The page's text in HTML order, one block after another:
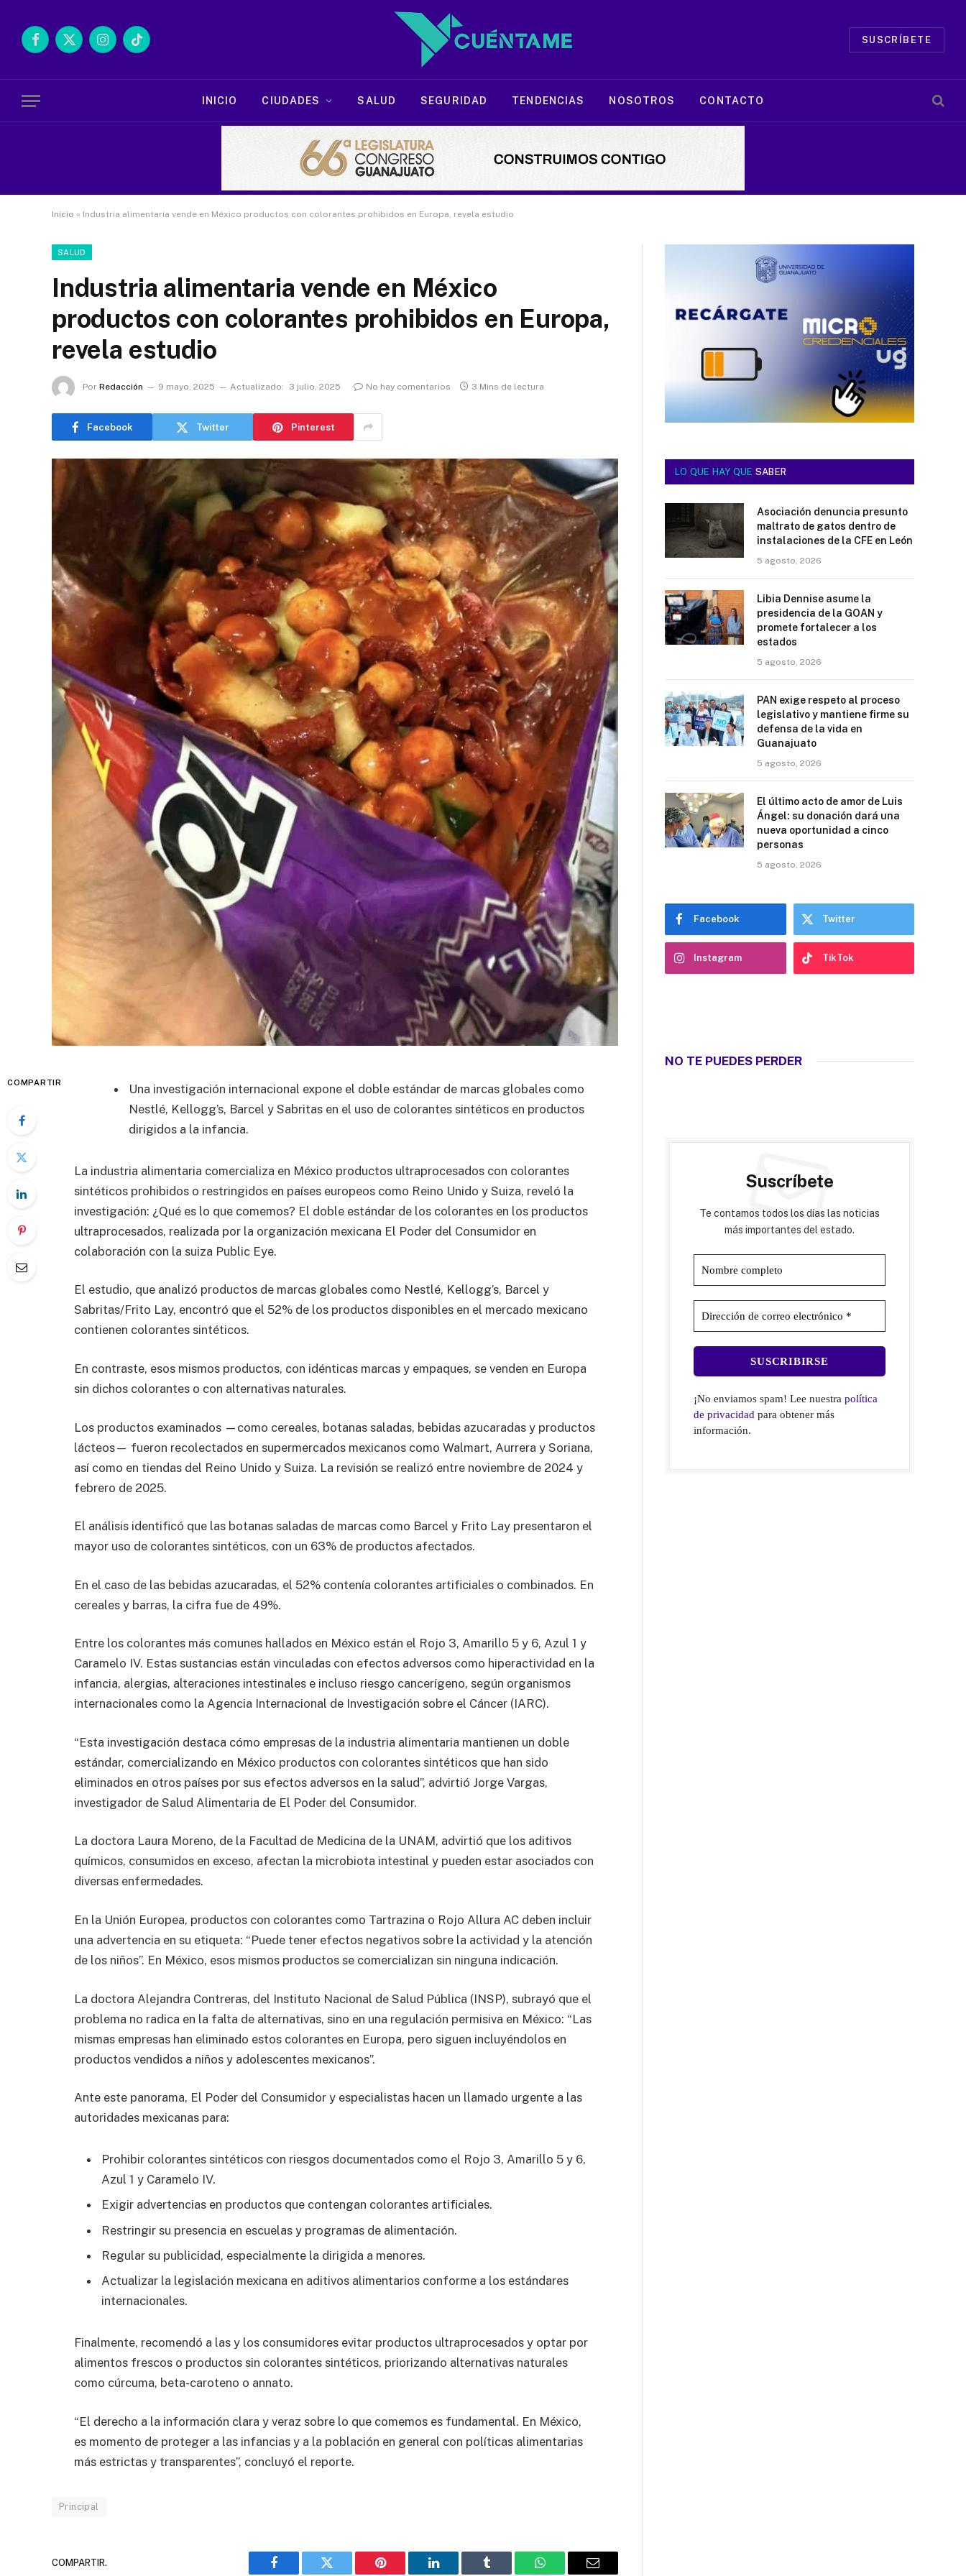
Facebook
X
InstagramTikTok
SUSCRÍBETE
INICIO CIUDADES SALUD SEGURIDAD TENDENCIAS NOSOTROS CONTACTO
Inicio » Industria alimentaria vende en México productos con colorantes prohibidos en Europa, revela estudio
SALUD
Industria alimentaria vende en México
productos con colorantes prohibidos en Europa,
revela estudio
Por Redacción 9 mayo, 2025 Actualizado: 3 julio, 2025 No hay comentarios 3 Mins de lectura
Facebook Twitter Pinterest
COMPARTIR
Una investigación internacional expone el doble estándar de marcas globales como
Nestlé, Kellogg’s, Barcel y Sabritas en el uso de colorantes sintéticos en productos
dirigidos a la infancia.
La industria alimentaria comercializa en México productos ultraprocesados con colorantes
sintéticos prohibidos o restringidos en países europeos como Reino Unido y Suiza, reveló la
investigación: ¿Qué es lo que comemos? El doble estándar de los colorantes en los productos
ultraprocesados, realizada por la organización mexicana El Poder del Consumidor en
colaboración con la suiza Public Eye.
El estudio, que analizó productos de marcas globales como Nestlé, Kellogg’s, Barcel y
Sabritas/Frito Lay, encontró que el 52% de los productos disponibles en el mercado mexicano
contienen colorantes sintéticos.
En contraste, esos mismos productos, con idénticas marcas y empaques, se venden en Europa
sin dichos colorantes o con alternativas naturales.
Los productos examinados —como cereales, botanas saladas, bebidas azucaradas y productos
lácteos— fueron recolectados en supermercados mexicanos como Walmart, Aurrera y Soriana,
así como en tiendas del Reino Unido y Suiza. La revisión se realizó entre noviembre de 2024 y
febrero de 2025.
El análisis identificó que las botanas saladas de marcas como Barcel y Frito Lay presentaron el
mayor uso de colorantes sintéticos, con un 63% de productos afectados.
En el caso de las bebidas azucaradas, el 52% contenía colorantes artificiales o combinados. En
cereales y barras, la cifra fue de 49%.
Entre los colorantes más comunes hallados en México están el Rojo 3, Amarillo 5 y 6, Azul 1 y
Caramelo IV. Estas sustancias están vinculadas con efectos adversos como hiperactividad en la
infancia, alergias, alteraciones intestinales e incluso riesgo cancerígeno, según organismos
internacionales como la Agencia Internacional de Investigación sobre el Cáncer (IARC).
“Esta investigación destaca cómo empresas de la industria alimentaria mantienen un doble
estándar, comercializando en México productos con colorantes sintéticos que han sido
eliminados en otros países por sus efectos adversos en la salud”, advirtió Jorge Vargas,
investigador de Salud Alimentaria de El Poder del Consumidor.
La doctora Laura Moreno, de la Facultad de Medicina de la UNAM, advirtió que los aditivos
químicos, consumidos en exceso, afectan la microbiota intestinal y pueden estar asociados con
diversas enfermedades.
En la Unión Europea, productos con colorantes como Tartrazina o Rojo Allura AC deben incluir
una advertencia en su etiqueta: “Puede tener efectos negativos sobre la actividad y la atención
de los niños”. En México, esos mismos productos se comercializan sin ninguna indicación.
La doctora Alejandra Contreras, del Instituto Nacional de Salud Pública (INSP), subrayó que el
problema no radica en la falta de alternativas, sino en una regulación permisiva en México: “Las
mismas empresas han eliminado estos colorantes en Europa, pero siguen incluyéndolos en
productos vendidos a niños y adolescentes mexicanos”.
Ante este panorama, El Poder del Consumidor y especialistas hacen un llamado urgente a las
autoridades mexicanas para:
Prohibir colorantes sintéticos con riesgos documentados como el Rojo 3, Amarillo 5 y 6,
Azul 1 y Caramelo IV.
Exigir advertencias en productos que contengan colorantes artificiales.
Restringir su presencia en escuelas y programas de alimentación.
Regular su publicidad, especialmente la dirigida a menores.
Actualizar la legislación mexicana en aditivos alimentarios conforme a los estándares
internacionales.
Finalmente, recomendó a las y los consumidores evitar productos ultraprocesados y optar por
alimentos frescos o productos sin colorantes sintéticos, priorizando alternativas naturales
como cúrcuma, beta-caroteno o annato.
“El derecho a la información clara y veraz sobre lo que comemos es fundamental. En México,
es momento de proteger a las infancias y a la población en general con políticas alimentarias
más estrictas y transparentes”, concluyó el reporte.
Principal
COMPARTIR.
Facebook Twitter Pinterest LinkedIn Tumblr WhatsAppEmail
LO QUE HAY QUE SABER
Asociación denuncia presunto
maltrato de gatos dentro de
instalaciones de la CFE en León
5 agosto, 2026
Libia Dennise asume la
presidencia de la GOAN y
promete fortalecer a los
estados
5 agosto, 2026
PAN exige respeto al proceso
legislativo y mantiene firme su
defensa de la vida en
Guanajuato
5 agosto, 2026
El último acto de amor de Luis
Ángel: su donación dará una
nueva oportunidad a cinco
personas
5 agosto, 2026
Facebook Twitter
Instagram TikTok
NO TE PUEDES PERDER
Suscríbete
Te contamos todos los días las noticias
más importantes del estado.
¡No enviamos spam! Lee nuestrapolítica
de privacidad para obtener más
información.